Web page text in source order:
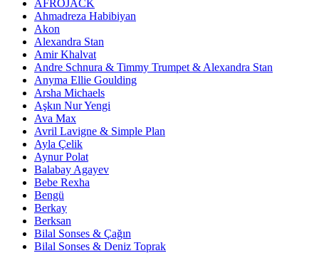
AFROJACK
Ahmadreza Habibiyan
Akon
Alexandra Stan
Amir Khalvat
Andre Schnura & Timmy Trumpet & Alexandra Stan
Anyma Ellie Goulding
Arsha Michaels
Aşkın Nur Yengi
Ava Max
Avril Lavigne & Simple Plan
Ayla Çelik
Aynur Polat
Balabay Agayev
Bebe Rexha
Bengü
Berkay
Berksan
Bilal Sonses & Çağın
Bilal Sonses & Deniz Toprak